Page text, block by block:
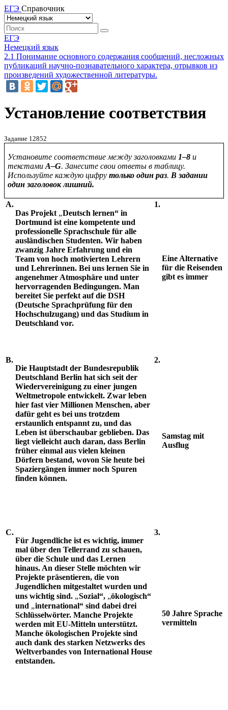
ЕГЭ Справочник
ЕГЭ
Немецкий язык
2.1 Понимание основного содержания сообщений, несложных
публикаций научно-познавательного характера, отрывков из
произведений художественной литературы.
Установление соответствия
Задание 12852
Установите соответствие между заголовками 1–8 и
текстами A–G. Занесите свои ответы в таблицу.
Используйте каждую цифру только один раз. В задании
один заголовок лишний.
A.
Das Projekt „Deutsch lernen“ in
Dortmund ist eine kompetente und
professionelle Sprachschule für alle
ausländischen Studenten. Wir haben
zwanzig Jahre Erfahrung und ein
Team von hoch motivierten Lehrern
und Lehrerinnen. Bei uns lernen Sie in
angenehmer Atmosphäre und unter
hervorragenden Bedingungen. Man
bereitet Sie perfekt auf die DSH
(Deutsche Sprachprüfung für den
Hochschulzugang) und das Studium in
Deutschland vor.
1.
Eine Alternative
für die Reisenden
gibt es immer
B.
Die Hauptstadt der Bundesrepublik
Deutschland Berlin hat sich seit der
Wiedervereinigung zu einer jungen
Weltmetropole entwickelt. Zwar leben
hier fast vier Millionen Menschen, aber
dafür geht es bei uns trotzdem
erstaunlich entspannt zu, und das
Leben ist überschaubar geblieben. Das
liegt vielleicht auch daran, dass Berlin
früher einmal aus vielen kleinen
Dörfern bestand, wovon Sie heute bei
Spaziergängen immer noch Spuren
finden können.
2.
Samstag mit
Ausflug
C.
Für Jugendliche ist es wichtig, immer
mal über den Tellerrand zu schauen,
über die Schule und das Lernen
hinaus. An dieser Stelle möchten wir
Projekte präsentieren, die von
Jugendlichen mitgestaltet wurden und
uns wichtig sind. „Sozial“, „ökologisch“
und „international“ sind dabei drei
Schlüsselwörter. Manche Projekte
werden mit EU-Mitteln unterstützt.
Manche ökologischen Projekte sind
auch dank des starken Netzwerks des
Weltverbandes von International House
entstanden.
3.
50 Jahre Sprache
vermitteln